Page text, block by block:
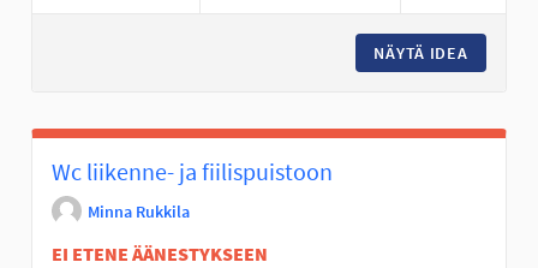
NÄYTÄ IDEA
Wc liikenne- ja fiilispuistoon
Minna Rukkila
EI ETENE ÄÄNESTYKSEEN